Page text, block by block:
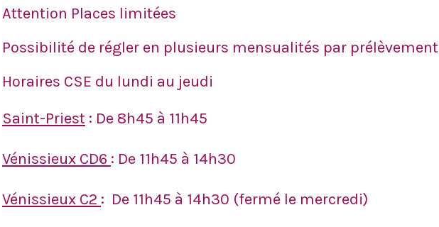
Attention Places limitées
Possibilité de régler en plusieurs mensualités par prélèvement
Horaires CSE du lundi au jeudi
Saint-Priest : De 8h45 à 11h45
Vénissieux CD6 : De 11h45 à 14h30
Vénissieux C2 : De 11h45 à 14h30 (fermé le mercredi)